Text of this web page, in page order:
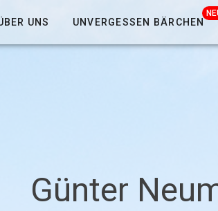
UNS UNVERGESSEN BÄRCHEN
Günter